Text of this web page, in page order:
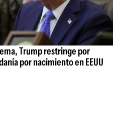
Trump restringe por
por nacimiento en EEUU